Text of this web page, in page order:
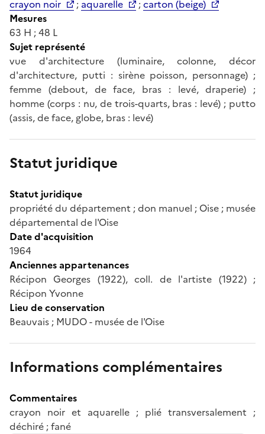
crayon noir ; aquarelle ;carton (beige)
Mesures
63 H ; 48 L
Sujet représenté
vue d'architecture (luminaire, colonne, décor
d'architecture, putti : sirène poisson, personnage) ;
femme (debout, de face, bras : levé, draperie) ;
homme (corps : nu, de trois-quarts, bras : levé) ; putto
(assis, de face, globe, bras : levé)
Statut juridique
Statut juridique
propriété du département ; don manuel ; Oise ; musée
départemental de l'Oise
Date d'acquisition
1964
Anciennes appartenances
Récipon Georges (1922), coll. de l'artiste (1922) ;
Récipon Yvonne
Lieu de conservation
Beauvais ; MUDO - musée de l'Oise
Informations complémentaires
Commentaires
crayon noir et aquarelle ; plié transversalement ;
déchiré ; fané